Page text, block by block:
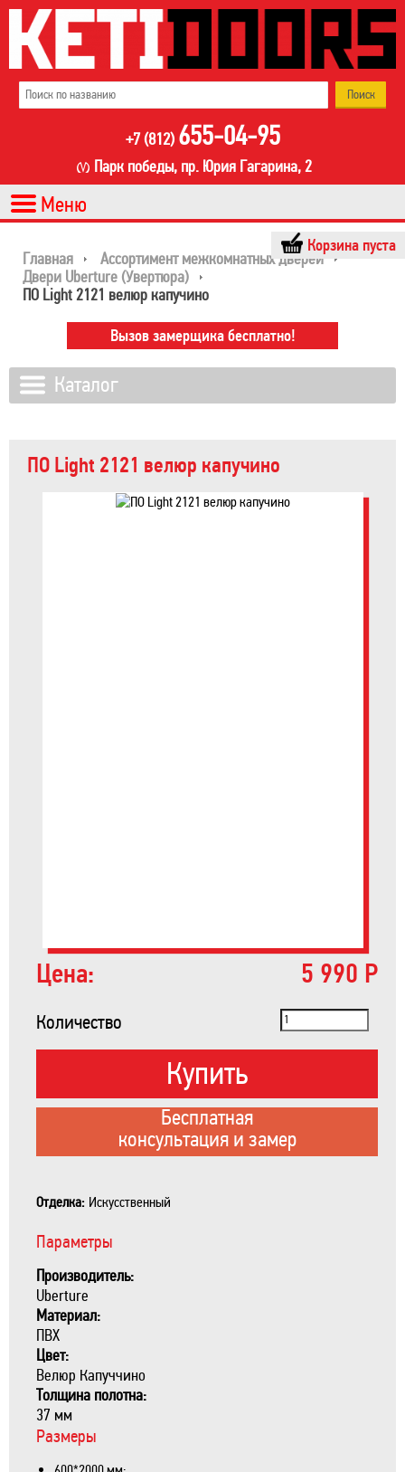
+7 (812) 655-04-95
Парк победы, пр. Юрия Гагарина, 2
Корзина пуста
Главная
Ассортимент межкомнатных дверей
Двери Uberture (Увертюра)
ПО Light 2121 велюр капучино
ПО Light 2121 велюр капучино
Цена: 5 990 Р
Количество
Купить
Бесплатная
консультация и замер
Отделка: Искусственный
Параметры
Производитель:
Uberture
Материал:
ПВХ
Цвет:
Велюр Капуччино
Толщина полотна:
37 мм
Размеры